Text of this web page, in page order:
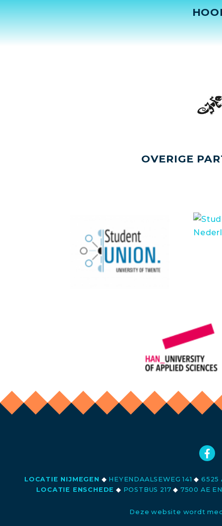
OVERIGE
LOCATIE NIJMEGEN ◆ HEYENDAALSEWEG 141◆ 6525
LOCATIE ENSCHEDE ◆ POSTBUS 217◆ 7500 AE
Deze website wordt